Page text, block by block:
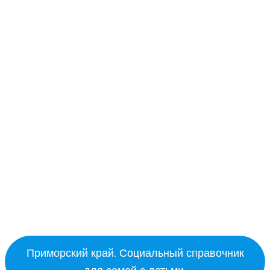
Приморский край. Социальный справочник